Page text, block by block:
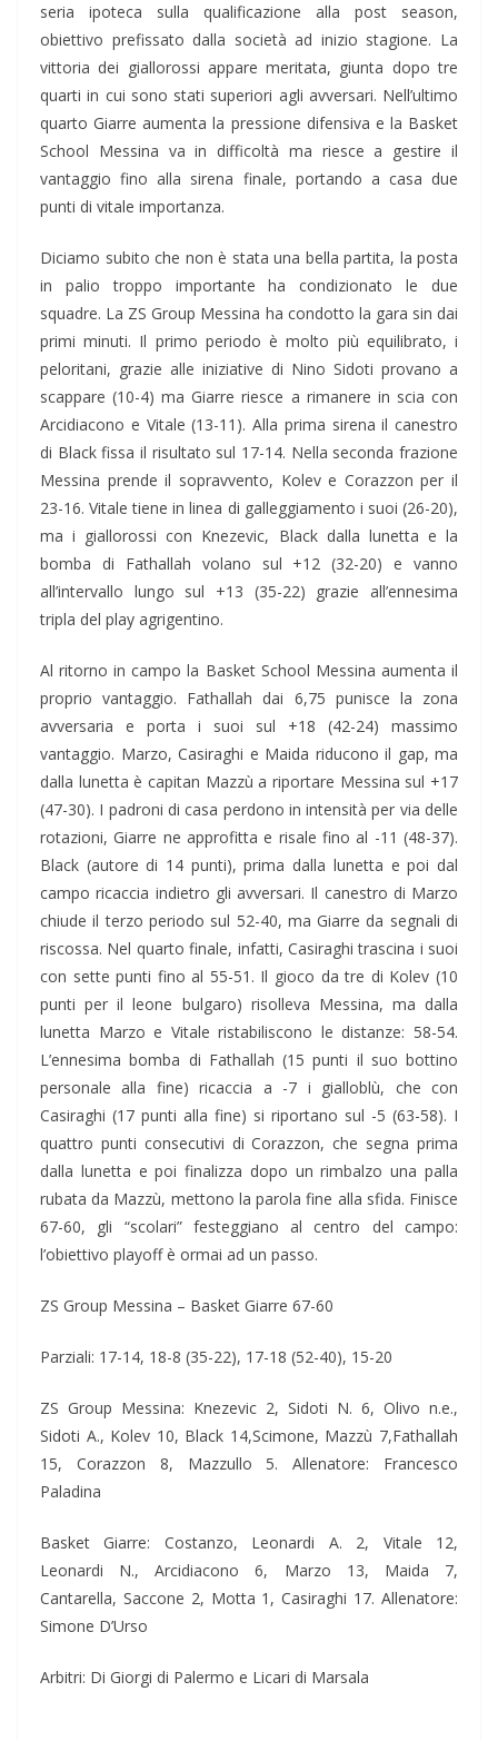
seria ipoteca sulla qualificazione alla post season,
obiettivo prefissato dalla società ad inizio stagione. La
vittoria dei giallorossi appare meritata, giunta dopo tre
quarti in cui sono stati superiori agli avversari. Nell’ultimo
quarto Giarre aumenta la pressione difensiva e la Basket
School Messina va in difficoltà ma riesce a gestire il
vantaggio fino alla sirena finale, portando a casa due
punti di vitale importanza.
Diciamo subito che non è stata una bella partita, la posta
in palio troppo importante ha condizionato le due
squadre. La ZS Group Messina ha condotto la gara sin dai
primi minuti. Il primo periodo è molto più equilibrato, i
peloritani, grazie alle iniziative di Nino Sidoti provano a
scappare (10-4) ma Giarre riesce a rimanere in scia con
Arcidiacono e Vitale (13-11). Alla prima sirena il canestro
di Black fissa il risultato sul 17-14. Nella seconda frazione
Messina prende il sopravvento, Kolev e Corazzon per il
23-16. Vitale tiene in linea di galleggiamento i suoi (26-20),
ma i giallorossi con Knezevic, Black dalla lunetta e la
bomba di Fathallah volano sul +12 (32-20) e vanno
all’intervallo lungo sul +13 (35-22) grazie all’ennesima
tripla del play agrigentino.
Al ritorno in campo la Basket School Messina aumenta il
proprio vantaggio. Fathallah dai 6,75 punisce la zona
avversaria e porta i suoi sul +18 (42-24) massimo
vantaggio. Marzo, Casiraghi e Maida riducono il gap, ma
dalla lunetta è capitan Mazzù a riportare Messina sul +17
(47-30). I padroni di casa perdono in intensità per via delle
rotazioni, Giarre ne approfitta e risale fino al -11 (48-37).
Black (autore di 14 punti), prima dalla lunetta e poi dal
campo ricaccia indietro gli avversari. Il canestro di Marzo
chiude il terzo periodo sul 52-40, ma Giarre da segnali di
riscossa. Nel quarto finale, infatti, Casiraghi trascina i suoi
con sette punti fino al 55-51. Il gioco da tre di Kolev (10
punti per il leone bulgaro) risolleva Messina, ma dalla
lunetta Marzo e Vitale ristabiliscono le distanze: 58-54.
L’ennesima bomba di Fathallah (15 punti il suo bottino
personale alla fine) ricaccia a -7 i gialloblù, che con
Casiraghi (17 punti alla fine) si riportano sul -5 (63-58). I
quattro punti consecutivi di Corazzon, che segna prima
dalla lunetta e poi finalizza dopo un rimbalzo una palla
rubata da Mazzù, mettono la parola fine alla sfida. Finisce
67-60, gli “scolari” festeggiano al centro del campo:
l’obiettivo playoff è ormai ad un passo.
ZS Group Messina – Basket Giarre 67-60
Parziali: 17-14, 18-8 (35-22), 17-18 (52-40), 15-20
ZS Group Messina: Knezevic 2, Sidoti N. 6, Olivo n.e.,
Sidoti A., Kolev 10, Black 14,Scimone, Mazzù 7,Fathallah
15, Corazzon 8, Mazzullo 5. Allenatore: Francesco
Paladina
Basket Giarre: Costanzo, Leonardi A. 2, Vitale 12,
Leonardi N., Arcidiacono 6, Marzo 13, Maida 7,
Cantarella, Saccone 2, Motta 1, Casiraghi 17. Allenatore:
Simone D’Urso
Arbitri: Di Giorgi di Palermo e Licari di Marsala